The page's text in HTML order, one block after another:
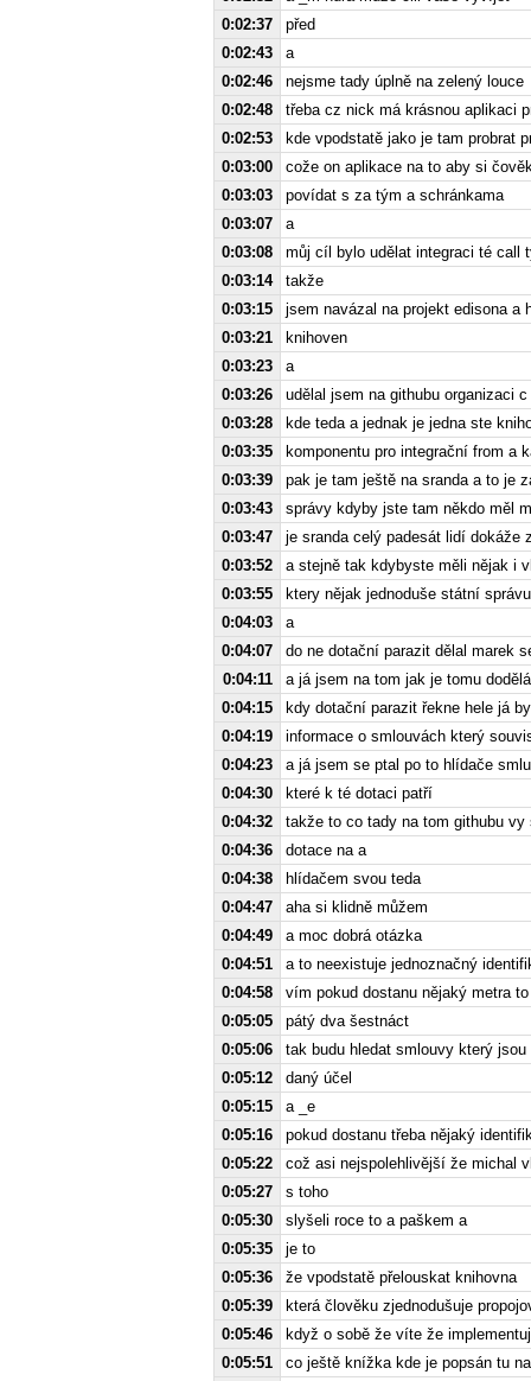
0:02:37
před
0:02:43
a
0:02:46
nejsme tady úplně na zelený louce
0:02:48
třeba cz nick má krásnou aplikaci
0:02:53
kde vpodstatě jako je tam probrat
0:03:00
cože on aplikace na to aby si
0:03:03
povídat s za tým a schránkama
0:03:07
a
0:03:08
můj cíl bylo udělat integraci té call
0:03:14
takže
0:03:15
jsem navázal na projekt edisona a
0:03:21
knihoven
0:03:23
a
0:03:26
udělal jsem na githubu organizaci
0:03:28
kde teda a jednak je jedna ste
0:03:35
komponentu pro integrační from a
0:03:39
pak je tam ještě na sranda a to je
0:03:43
správy kdyby jste tam někdo měl
0:03:47
je sranda celý padesát lidí dokáže
0:03:52
a stejně tak kdybyste měli nějak i
0:03:55
ktery nějak jednoduše státní
0:04:03
a
0:04:07
do ne dotační parazit dělal marek
0:04:11
a já jsem na tom jak je tomu
0:04:15
kdy dotační parazit řekne hele já
0:04:19
informace o smlouvách který
0:04:23
a já jsem se ptal po to hlídače
0:04:30
které k té dotaci patří
0:04:32
takže to co tady na tom githubu
0:04:36
dotace na a
0:04:38
hlídačem svou teda
0:04:47
aha si klidně můžem
0:04:49
a moc dobrá otázka
0:04:51
a to neexistuje jednoznačný
0:04:58
vím pokud dostanu nějaký metra
0:05:05
pátý dva šestnáct
0:05:06
tak budu hledat smlouvy který
0:05:12
daný účel
0:05:15
a _e
0:05:16
pokud dostanu třeba nějaký
0:05:22
což asi nejspolehlivější že michal
0:05:27
s toho
0:05:30
slyšeli roce to a paškem a
0:05:35
je to
0:05:36
že vpodstatě přelouskat knihovna
0:05:39
která člověku zjednodušuje
0:05:46
když o sobě že víte že
0:05:51
co ještě knížka kde je popsán tu